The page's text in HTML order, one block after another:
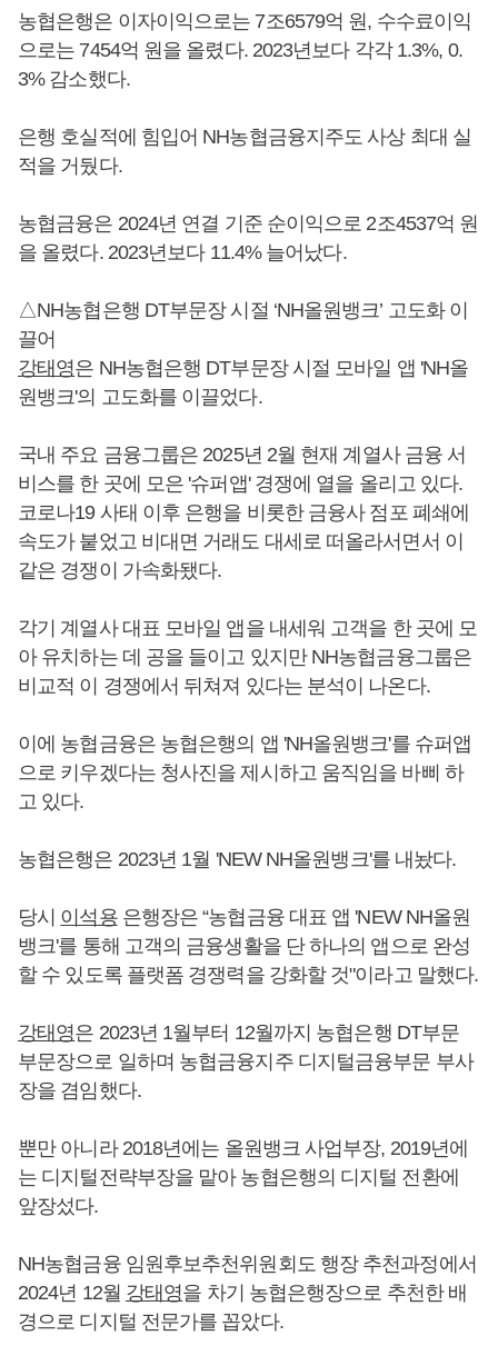
농협은행은 이자이익으로는 7조6579억 원, 수수료이익
으로는 7454억 원을 올렸다. 2023년보다 각각 1.3%, 0.
3% 감소했다.
은행 호실적에 힘입어 NH농협금융지주도 사상 최대 실
적을 거뒀다.
농협금융은 2024년 연결 기준 순이익으로 2조4537억 원
을 올렸다. 2023년보다 11.4% 늘어났다.
△NH농협은행 DT부문장 시절 ‘NH올원뱅크’ 고도화 이
끌어
강태영은 NH농협은행 DT부문장 시절 모바일 앱 'NH올
원뱅크'의 고도화를 이끌었다.
국내 주요 금융그룹은 2025년 2월 현재 계열사 금융 서
비스를 한 곳에 모은 '슈퍼앱' 경쟁에 열을 올리고 있다.
코로나19 사태 이후 은행을 비롯한 금융사 점포 폐쇄에
속도가 붙었고 비대면 거래도 대세로 떠올라서면서 이
같은 경쟁이 가속화됐다.
각기 계열사 대표 모바일 앱을 내세워 고객을 한 곳에 모
아 유치하는 데 공을 들이고 있지만 NH농협금융그룹은
비교적 이 경쟁에서 뒤쳐져 있다는 분석이 나온다.
이에 농협금융은 농협은행의 앱 'NH올원뱅크'를 슈퍼앱
으로 키우겠다는 청사진을 제시하고 움직임을 바삐 하
고 있다.
농협은행은 2023년 1월 'NEW NH올원뱅크'를 내놨다.
당시 이석용은행장은 “농협금융 대표 앱 'NEW NH올원
뱅크'를 통해 고객의 금융생활을 단 하나의 앱으로 완성
할 수 있도록 플랫폼 경쟁력을 강화할 것"이라고 말했다.
강태영은 2023년 1월부터 12월까지 농협은행 DT부문
부문장으로 일하며 농협금융지주 디지털금융부문 부사
장을 겸임했다.
뿐만 아니라 2018년에는 올원뱅크 사업부장, 2019년에
는 디지털전략부장을 맡아 농협은행의 디지털 전환에
앞장섰다.
NH농협금융 임원후보추천위원회도 행장 추천과정에서
2024년 12월 강태영을 차기 농협은행장으로 추천한 배
경으로 디지털 전문가를 꼽았다.